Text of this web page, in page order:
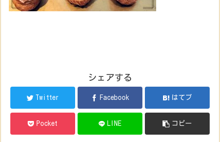
シェアする
Twitter Facebook はてブ
Pocket LINE コピー